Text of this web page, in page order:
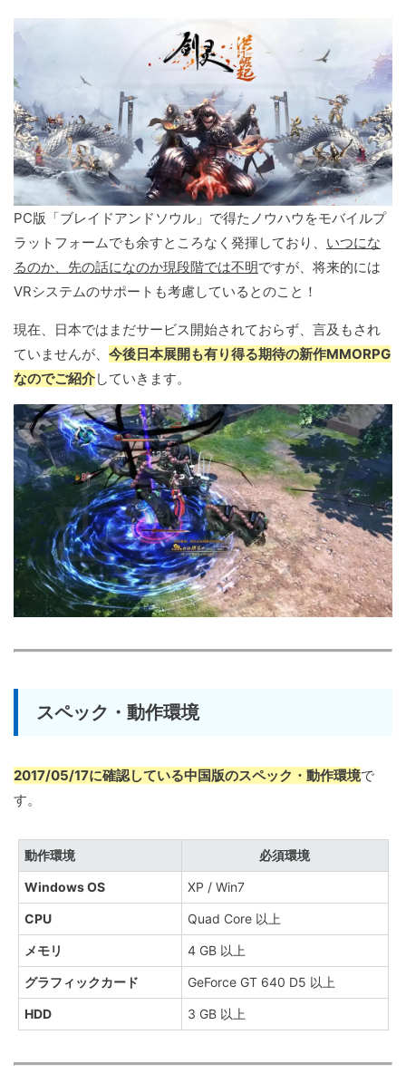
PC版「ブレイドアンドソウル」で得たノウハウをモバイルプ
ラットフォームでも余すところなく発揮しており、 いつにな
るのか、先の話になのか現段階では不明ですが、将来的には
VRシステムのサポートも考慮しているとのこと！
現在、日本ではまだサービス開始されておらず、言及もされ
ていませんが、 今後日本展開も有り得る期待の新作MMORPG
なのでご紹介していきます。
スペック・動作環境
2017/05/17に確認している中国版のスペック・動作環境で
す。
動作環境 必須環境
Windows OS XP / Win7
CPU Quad Core 以上
メモリ 4 GB 以上
グラフィックカード GeForce GT 640 D5 以上
HDD 3 GB 以上